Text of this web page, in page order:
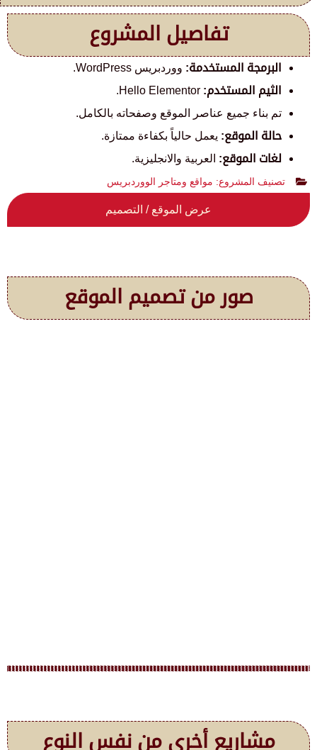
تفاصيل المشروع
البرمجة المستخدمة: ووردبريس WordPress.
الثيم المستخدم:
تم بناء جميع عناصر الموقع وصفحاته بالكامل.
حالة الموقع: يعمل حالياً بكفاءة ممتازة.
لغات الموقع: العربية والانجليزية.
تصنيف المشروع: مواقع ومتاجر الووردبريس
عرض الموقع / التصميم
صور من تصميم الموقع
مشاريع أخرى من نفس النوع